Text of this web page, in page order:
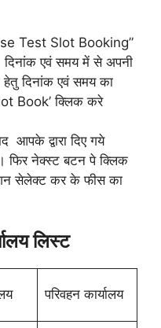
Test Slot Booking”
एवं समय में से अपनी
दिनांक एवं समय का
Book’ क्लिक करे
आपके द्वारा दिए गये
फिर नेक्स्ट बटन पे क्लिक
सेलेक्ट कर के फीस का
लिस्ट
परिवहन कार्यालय